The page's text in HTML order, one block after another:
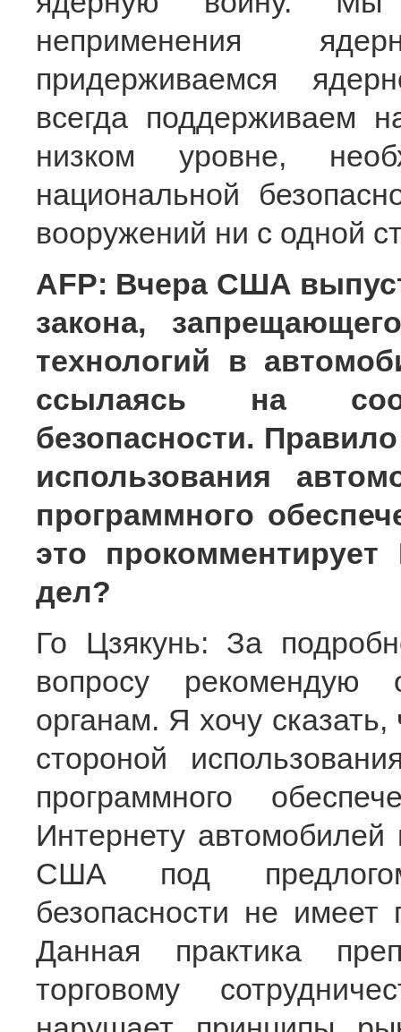
неприменения
придерживаемся
всегда поддерживаем
низком уровне,
национальной
вооружений ни с одной
AFP: Вчера США
закона,
технологий в
ссылаясь на
безопасности.
использования
программного
это
дел?
Го Цзякунь: За
вопросу рекомендую
органам. Я хочу
стороной
программного
Интернету
США под
безопасности не имеет
Данная практика
торговому